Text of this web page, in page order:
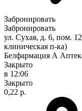
Забронировать
Забронировать
ул. Сухая, д. 6, пом.
клиническая п-ка)
Белфармация А
Закрыто
в 12:06
Закрыто
0,22 р.